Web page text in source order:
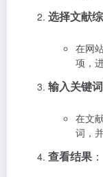
选择文献
在网
项，
输入关键词
在文
词，
查看结果 ：